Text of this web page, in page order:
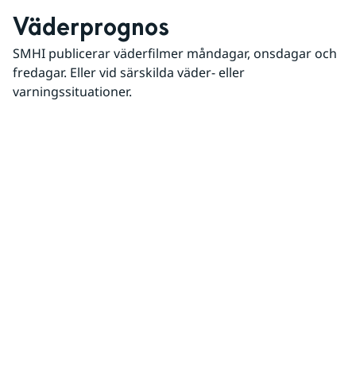
Väderprognos
SMHI publicerar väderfilmer måndagar, onsdagar och
fredagar. Eller vid särskilda väder- eller
varningssituationer.